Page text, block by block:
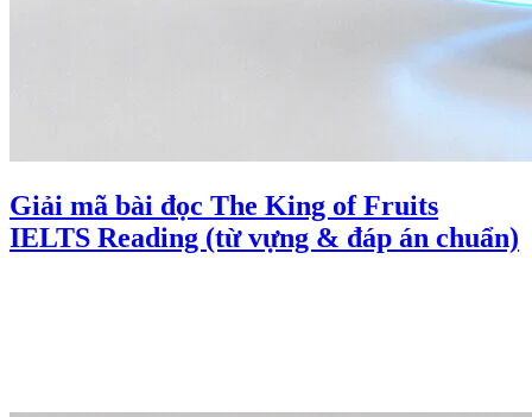
Giải mã bài đọc The King of Fruits
IELTS Reading (từ vựng & đáp án chuẩn)